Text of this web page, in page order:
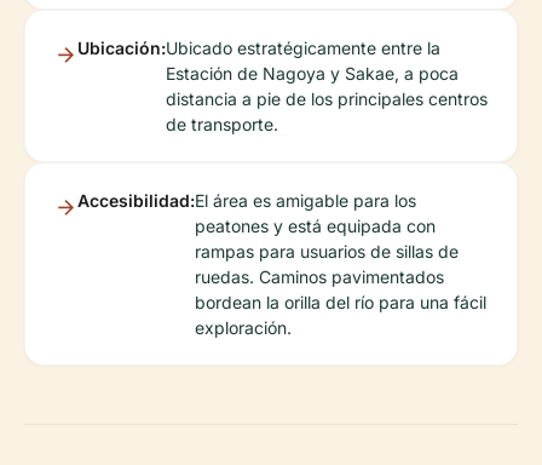
Ubicación:Ubicado estratégicamente entre la
Estación de Nagoya y Sakae, a poca
distancia a pie de los principales centros
de transporte.
Accesibilidad:El área es amigable para los
peatones y está equipada con
rampas para usuarios de sillas de
ruedas. Caminos pavimentados
bordean la orilla del río para una fácil
exploración.